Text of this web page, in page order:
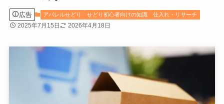
広告 アパレルせどり せどり初心者向けの知識 仕入れ・リサーチ
2025年7月15日 2026年4月18日